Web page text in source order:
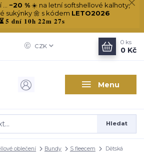
−20 %☀️ na letní softshellové kalhoty,
sukýnky 🌼 s kódem LETO2026
5 dní 10h 22m 27s
Menu
CZK
Hledat
0 ks
0 Kč
oblečení Bundy S fleecem
Dětská